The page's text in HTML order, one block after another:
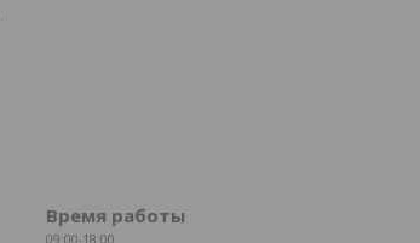
Время работы